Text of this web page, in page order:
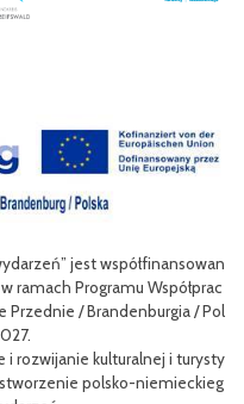
Turystyki Rowerowej jest
transgranicznego
Pomerania jak i dla
region.
przybliżenie zwykłym
oraz miejsc do zwiedzenia,